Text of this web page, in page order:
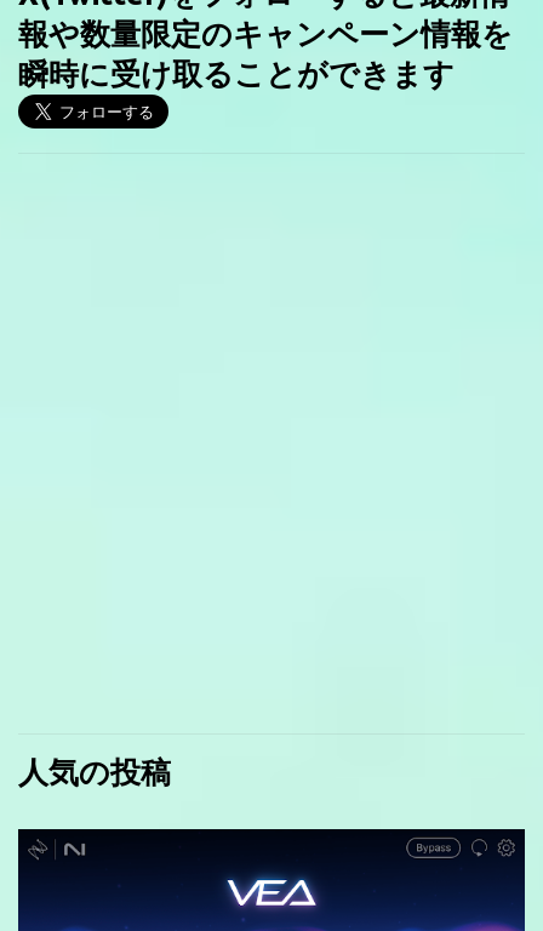
報や数量限定のキャンペーン情報を
瞬時に受け取ることができます
人気の投稿